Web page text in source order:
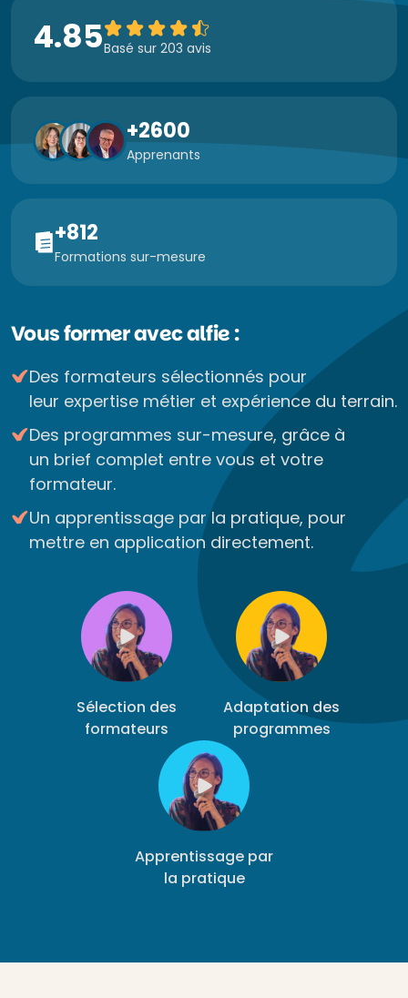
4.85Basé sur 203 avis
+2600
Apprenants
+812
Formations sur-mesure
Vous former avec alfie :
Des formateurs sélectionnés pour
leur expertise métier et expérience du terrain.
Des programmes sur-mesure, grâce à
un brief complet entre vous et votre
formateur.
Un apprentissage par la pratique, pour
mettre en application directement.
Sélection des
formateurs
Adaptation des
programmes
Apprentissage par
la pratique